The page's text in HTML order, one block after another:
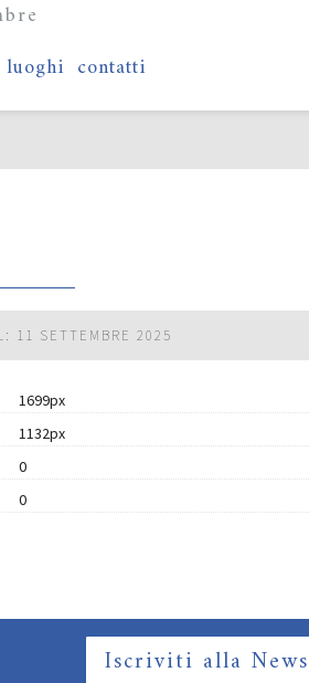
contatti
11 SETTEMBRE 2025
1699px
1132px
0
0
Iscriviti alla